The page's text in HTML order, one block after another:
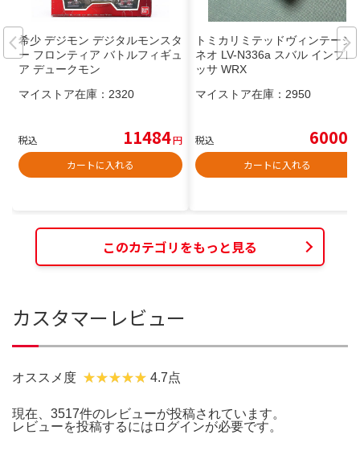
希少 デジモン デジタルモンスタ
ー フロンティア バトルフィギュ
ア デュークモン
マイストア在庫： 2320
税込 11484円
カートに入れる
トミカリミテッドヴィンテージ
ネオ LV-N336a スバル インプレ
ッサ WRX
マイストア在庫： 2950
税込 6000
カートに入れる
このカテゴリをもっと見る
カスタマーレビュー
オススメ度 4.7点
現在、3517件のレビューが投稿されています。
レビューを投稿するには ログインが必要です。